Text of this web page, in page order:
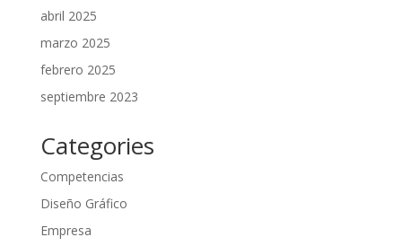
abril 2025
marzo 2025
febrero 2025
septiembre 2023
Categories
Competencias
Diseño Gráfico
Empresa